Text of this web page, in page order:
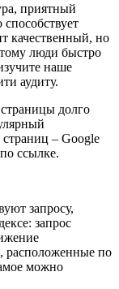
приятный
качественный, но
люди быстро
наше
аудиту.
долго
страниц – Google
ссылке.
запросу,
запрос
расположенные по
можно